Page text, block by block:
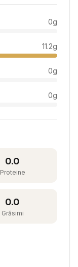
0g
11.2g
0g
0g
0.0
Proteine
0.0
Grăsimi